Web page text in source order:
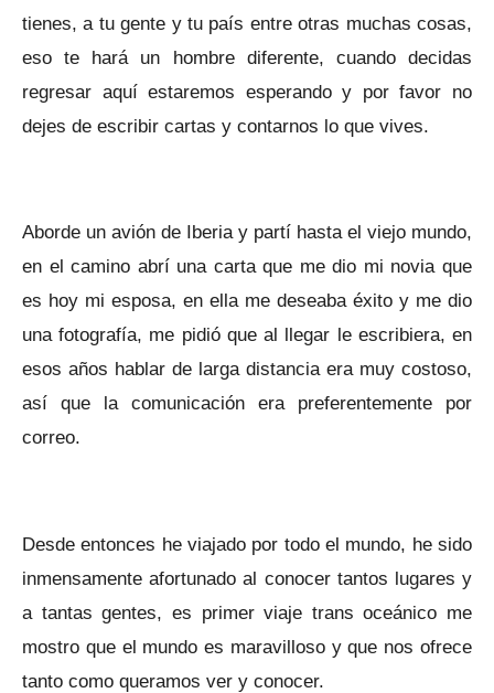
tienes, a tu gente y tu país entre otras muchas cosas,
eso te hará un hombre diferente, cuando decidas
regresar aquí estaremos esperando y por favor no
dejes de escribir cartas y contarnos lo que vives.
Aborde un avión de Iberia y partí hasta el viejo mundo,
en el camino abrí una carta que me dio mi novia que
es hoy mi esposa, en ella me deseaba éxito y me dio
una fotografía, me pidió que al llegar le escribiera, en
esos años hablar de larga distancia era muy costoso,
así que la comunicación era preferentemente por
correo.
Desde entonces he viajado por todo el mundo, he sido
inmensamente afortunado al conocer tantos lugares y
a tantas gentes, es primer viaje trans oceánico me
mostro que el mundo es maravilloso y que nos ofrece
tanto como queramos ver y conocer.